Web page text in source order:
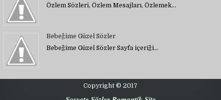
Özlem Sözleri, Özlem Mesajları, Özlemek…
Bebeğime Güzel Sözler
Bebeğime Güzel Sözler Sayfa içeriği…
Copyright © 2017